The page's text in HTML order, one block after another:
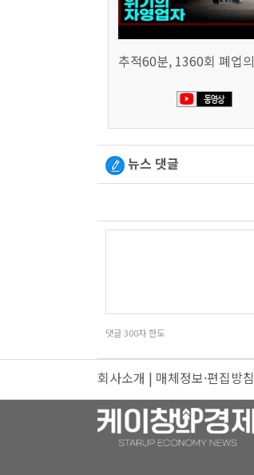
뉴스 댓글
댓글300자 한도
회사소개 | 매체정보·편집방침